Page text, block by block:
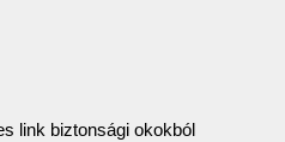
link biztonsági okokból